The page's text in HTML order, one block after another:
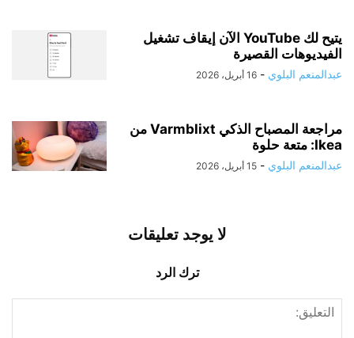
يتيح لك YouTube الآن إيقاف تشغيل
الفيديوهات القصيرة
عبدالمنعم البلوي - 16 أبريل، 2026
مراجعة المصباح الذكي Varmblixt من
Ikea: متعة حلوة
عبدالمنعم البلوي - 15 أبريل، 2026
لا يوجد تعليقات
ترك الرد